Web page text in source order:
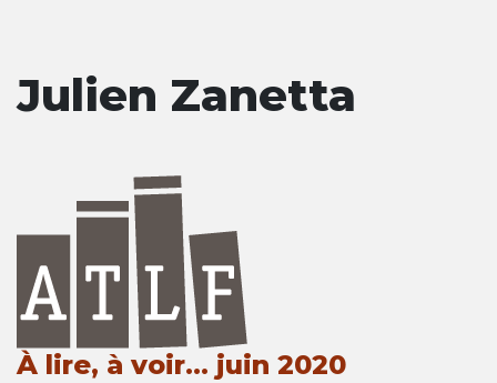
Julien Zanetta
À lire, à voir… juin 2020